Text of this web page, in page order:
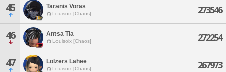
45 Taranis Voras
Louisoix [Chaos] 273546
46 Antsa Tia
Louisoix [Chaos] 272254
47 Lolzers Lahee
Louisoix [Chaos] 267973